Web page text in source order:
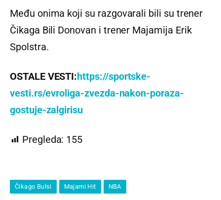
Među onima koji su razgovarali bili su trener
Čikaga Bili Donovan i trener Majamija Erik
Spolstra.
OSTALE VESTI:https://sportske-
vesti.rs/evroliga-zvezda-nakon-poraza-
gostuje-zalgirisu
Pregleda: 155
Čikago Bulsi Majami Hit NBA